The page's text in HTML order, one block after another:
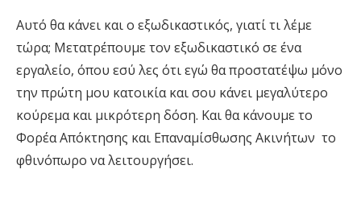
Αυτό θα κάνει και ο εξωδικαστικός, γιατί τι λέμε
τώρα; Mετατρέπουμε τον εξωδικαστικό σε ένα
εργαλείο, όπου εσύ λες ότι εγώ θα προστατέψω μόνο
την πρώτη μου κατοικία και σου κάνει μεγαλύτερο
κούρεμα και μικρότερη δόση. Και θα κάνουμε το
Φορέα Απόκτησης και Επαναμίσθωσης Ακινήτων το
φθινόπωρο να λειτουργήσει.